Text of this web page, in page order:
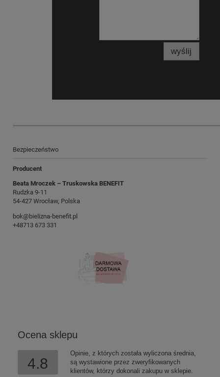
wyślij
Bezpieczeństwo
Producent
Beata Mroczek – Truskowska BENEFIT
Rudzka 9-11
54-427 Wrocław, Polska
bok@bielizna-benefit.pl
+48713 673 331
Ocena sklepu
4.8
Opinie, z których została wyliczona średnia,
są wystawione przez zweryfikowanych
klientów, którzy dokonali zakupu w sklepie.